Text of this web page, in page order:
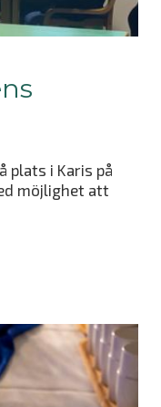
plats i Karis på
möjlighet att